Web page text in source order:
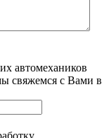
автомехаников
свяжемся с Вами в